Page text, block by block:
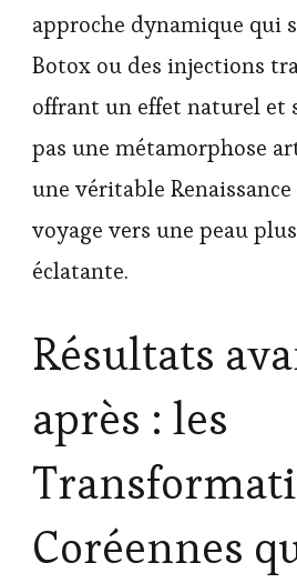
approche dynamique qui
Botox ou des injections
offrant un effet naturel et
pas une métamorphose
une véritable
voyage vers une peau
éclatante.
Résultats
après : les
Coréennes